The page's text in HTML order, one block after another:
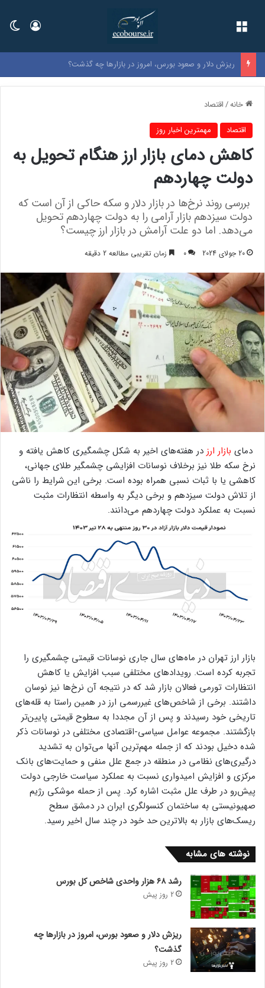
ورود
نرخ بنزین سوپر وارداتی در بورس اعلام شد
خانه/اقتصاد
اقتصاد مهمترین اخبار روز
کاهش دمای بازار ارز هنگام تحویل به
دولت چهاردهم
بررسی روند نرخ‌ها در بازار دلار و سکه حاکی از آن است که
دولت سیزدهم بازار آرامی را به دولت چهاردهم تحویل
می‌دهد. اما دو علت آرامش در بازار ارز چیست؟
20 جولای 2024 0 زمان تقریبی مطالعه 2 دقیقه
دمای بازار ارز در هفته‌های اخیر به شکل چشمگیری کاهش یافته و
نرخ سکه طلا نیز برخلاف نوسانات افزایشی چشمگیر طلای جهانی،
کاهشی یا با ثبات نسبی همراه بوده است. برخی این شرایط را ناشی
از تلاش دولت سیزدهم و برخی دیگر به واسطه انتظارات مثبت
نسبت به عملکرد دولت چهاردهم می‌دانند.
بازار ارز تهران در ماه‌های سال جاری نوسانات قیمتی چشمگیری را
تجربه کرده است. رویداد‌های مختلفی سبب افزایش یا کاهش
انتظارات تورمی فعالان بازار شد که در نتیجه آن نرخ‌ها نیز نوسان
داشتند. برخی از شاخص‌های غیررسمی ارز در همین راستا به قله‌های
تاریخی خود رسیدند و پس از آن مجددا به سطوح قیمتی پایین‌تر
بازگشتند. مجموعه عوامل سیاسی-اقتصادی مختلفی در نوسانات ذکر
شده دخیل بودند که از جمله مهم‌ترین آنها می‌توان به تشدید
درگیری‌های نظامی در منطقه در جمع علل منفی و حمایت‌های بانک
مرکزی و افزایش امیدواری نسبت به عملکرد سیاست خارجی دولت
پیش‌رو در طرف علل مثبت اشاره کرد. پس از حمله موشکی رژیم
صهیونیستی به ساختمان کنسولگری ایران در دمشق سطح
ریسک‌های بازار به بالاترین حد خود در چند سال اخیر رسید.
نوشته های مشابه
رشد ۶۸ هزار واحدی شاخص کل بورس
2 روز پیش
ریزش دلار و صعود بورس، امروز در بازارها چه
گذشت؟
2 روز پیش